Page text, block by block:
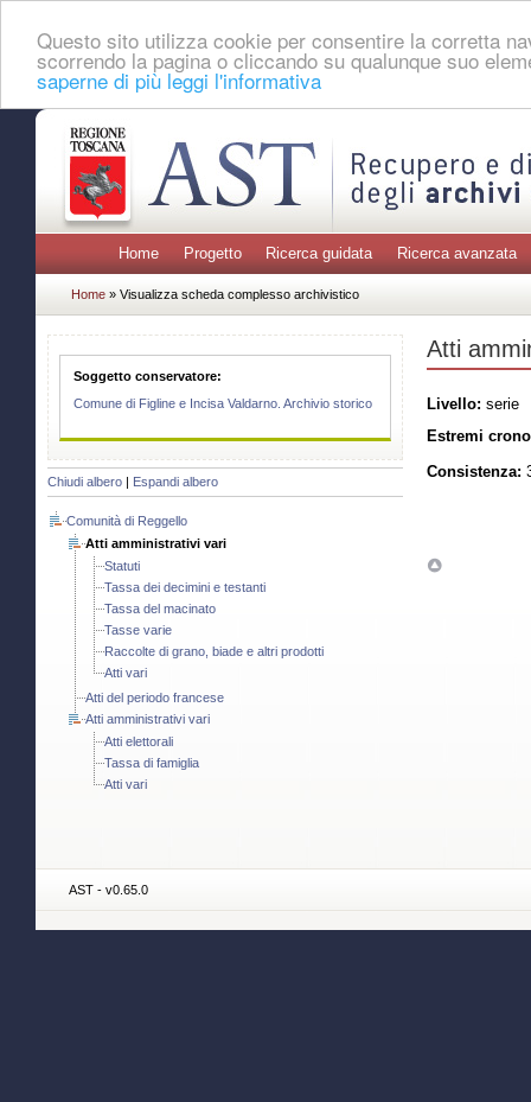
Questo sito utilizza cookie per consentire la corretta
scorrendo la pagina o cliccando su qualunque suo
saperne di più leggi l'informativa
Home Progetto Ricerca guidata Ricerca avanzata
Home » Visualizza scheda complesso archivistico
Soggetto conservatore:
Comune di Figline e Incisa Valdarno. Archivio storico
Chiudi albero Espandi albero
Comunità di Reggello
Atti amministrativi vari
Statuti
Tassa dei decimini e testanti
Tassa del macinato
Tasse varie
Raccolte di grano, biade e altri prodotti
Atti vari
Atti del periodo francese
Atti amministrativi vari
Atti elettorali
Tassa di famiglia
Atti vari
Atti
Livello: serie
Estremi
Consistenza:
AST - v0.65.0